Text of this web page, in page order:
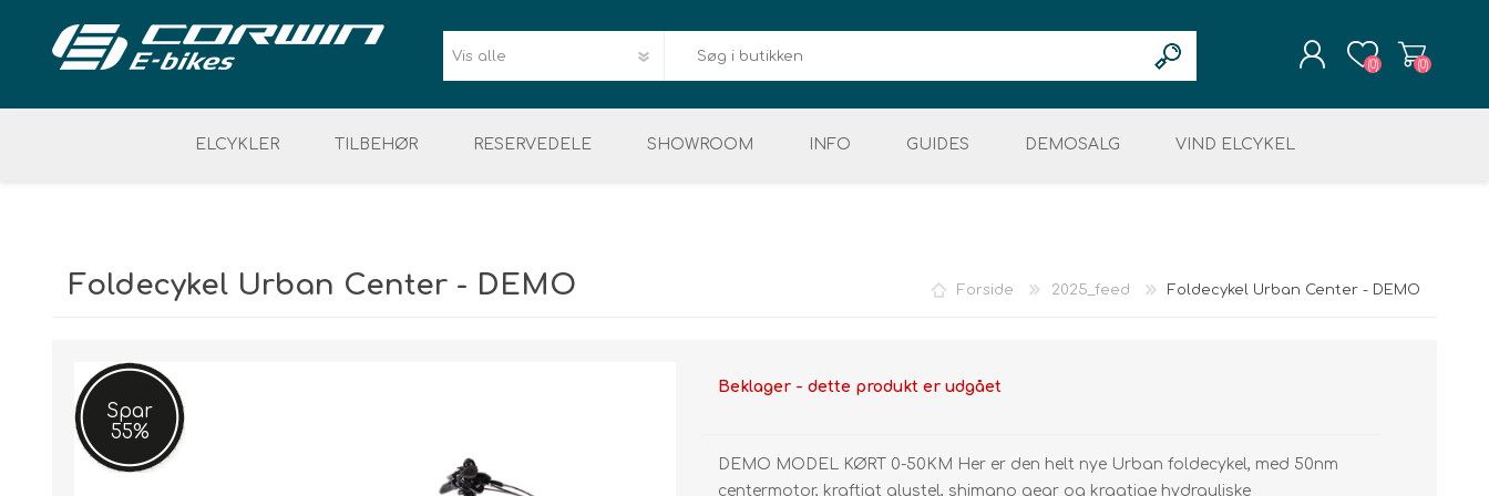
REGISTRÉR
(0) (0)
ELCYKLER TILBEHØR RESERVEDELE SHOWROOM INFO
Kvalitet og garanti
Vores mærker
GUIDES DEMOSALG VIND ELCYKEL
Forside 2025_feed Foldecykel Urban Center - DEMO
Foldecykel Urban Center - DEMO
Spar
55%
Beklager - dette produkt er udgået
DEMO MODEL KØRT 0-50KM Her er den helt nye Urban foldecykel, med 50nm
centermotor, kraftigt alustel, shimano gear og kragtige hydrauliske